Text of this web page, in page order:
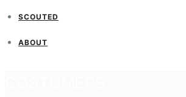
SCOUTED
ABOUT